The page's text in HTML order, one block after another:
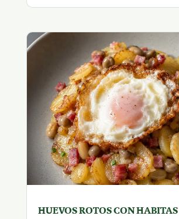
HUEVOS ROTOS CON HABITAS